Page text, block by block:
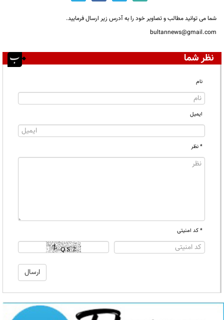
شما می توانید مطالب و تصاویر خود را به آدرس زیر ارسال فرمایید.
bultannews@gmail.com
نظر شما
نام
ایمیل
* نظر
* کد امنیتی